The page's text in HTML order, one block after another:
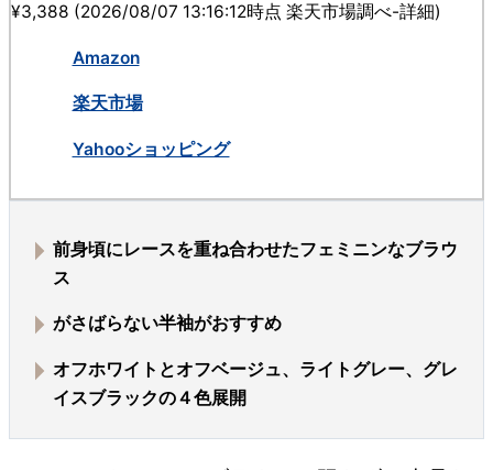
¥3,388 (2026/08/07 13:16:12時点 楽天市場調べ-詳細)
Amazon
楽天市場
Yahooショッピング
前身頃にレースを重ね合わせたフェミニンなブラウ
ス
がさばらない半袖がおすすめ
オフホワイトとオフベージュ、ライトグレー、グレ
イスブラックの４色展開